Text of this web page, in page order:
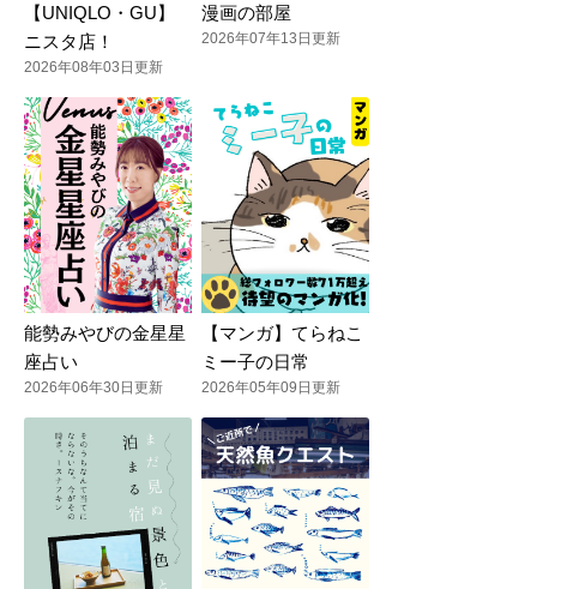
【UNIQLO・GU】
ニスタ店！
2026年08年03日更新
漫画の部屋
2026年07年13日更新
能勢みやびの金星星
座占い
2026年06年30日更新
【マンガ】てらねこ
ミー子の日常
2026年05年09日更新